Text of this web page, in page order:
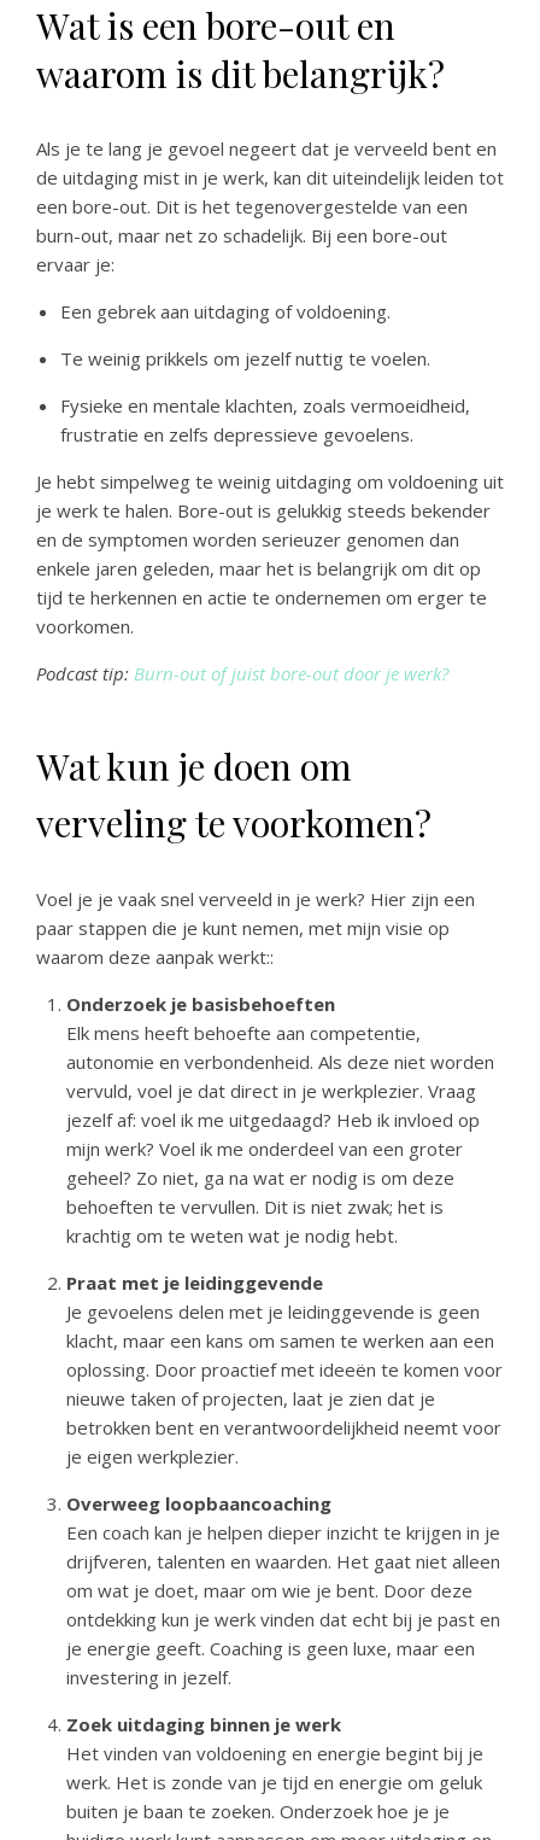
Wat is een bore-out en
waarom is dit belangrijk?
Als je te lang je gevoel negeert dat je verveeld bent en
de uitdaging mist in je werk, kan dit uiteindelijk leiden tot
een bore-out. Dit is het tegenovergestelde van een
burn-out, maar net zo schadelijk. Bij een bore-out
ervaar je:
Een gebrek aan uitdaging of voldoening.
Te weinig prikkels om jezelf nuttig te voelen.
Fysieke en mentale klachten, zoals vermoeidheid,
frustratie en zelfs depressieve gevoelens.
Je hebt simpelweg te weinig uitdaging om voldoening uit
je werk te halen. Bore-out is gelukkig steeds bekender
en de symptomen worden serieuzer genomen dan
enkele jaren geleden, maar het is belangrijk om dit op
tijd te herkennen en actie te ondernemen om erger te
voorkomen.
Podcast tip: Burn-out of juist bore-out door je werk?
Wat kun je doen om
verveling te voorkomen?
Voel je je vaak snel verveeld in je werk? Hier zijn een
paar stappen die je kunt nemen, met mijn visie op
waarom deze aanpak werkt::
Onderzoek je basisbehoeften
Elk mens heeft behoefte aan competentie,
autonomie en verbondenheid. Als deze niet worden
vervuld, voel je dat direct in je werkplezier. Vraag
jezelf af: voel ik me uitgedaagd? Heb ik invloed op
mijn werk? Voel ik me onderdeel van een groter
geheel? Zo niet, ga na wat er nodig is om deze
behoeften te vervullen. Dit is niet zwak; het is
krachtig om te weten wat je nodig hebt.
Praat met je leidinggevende
Je gevoelens delen met je leidinggevende is geen
klacht, maar een kans om samen te werken aan een
oplossing. Door proactief met ideeën te komen voor
nieuwe taken of projecten, laat je zien dat je
betrokken bent en verantwoordelijkheid neemt voor
je eigen werkplezier.
Overweeg loopbaancoaching
Een coach kan je helpen dieper inzicht te krijgen in je
drijfveren, talenten en waarden. Het gaat niet alleen
om wat je doet, maar om wie je bent. Door deze
ontdekking kun je werk vinden dat echt bij je past en
je energie geeft. Coaching is geen luxe, maar een
investering in jezelf.
Zoek uitdaging binnen je werk
Het vinden van voldoening en energie begint bij je
werk. Het is zonde van je tijd en energie om geluk
buiten je baan te zoeken. Onderzoek hoe je je